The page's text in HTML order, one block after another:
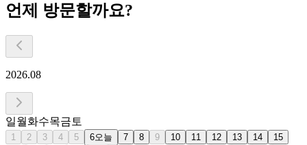
언제 방문할까요?
2026.08
일월화수목금 토
1 2 3 4 5 6오늘 7 8 9 10 11 12 13 14
15